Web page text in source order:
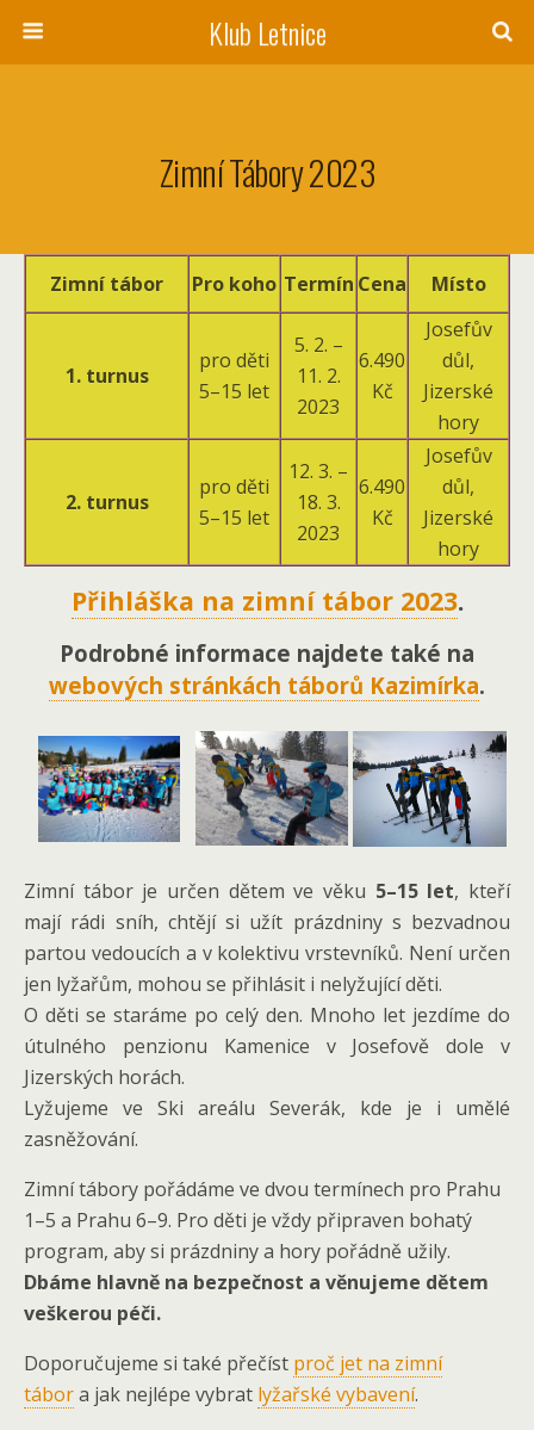
Klub Letnice
Zimní Tábory 2023
Zimní tábor Pro koho Termín Cena Místo
1. turnus
pro děti
5–15 let
5. 2. –
11. 2.
2023
6.490
Kč
Josefův
důl,
Jizerské
hory
2. turnus
pro děti
5–15 let
12. 3. –
18. 3.
2023
6.490
Kč
Josefův
důl,
Jizerské
hory
Přihláška na zimní tábor 2023.
Podrobné informace najdete také na
webových stránkách táborů Kazimírka.
Zimní tábor je určen dětem ve věku 5–15 let, kteří
mají rádi sníh, chtějí si užít prázdniny s bezvadnou
partou vedoucích a v kolektivu vrstevníků. Není určen
jen lyžařům, mohou se přihlásit i nelyžující děti.
O děti se staráme po celý den. Mnoho let jezdíme do
útulného penzionu Kamenice v Josefově dole v
Jizerských horách.
Lyžujeme ve Ski areálu Severák, kde je i umělé
zasněžování.
Zimní tábory pořádáme ve dvou termínech pro Prahu
1–5 a Prahu 6–9. Pro děti je vždy připraven bohatý
program, aby si prázdniny a hory pořádně užily.
Dbáme hlavně na bezpečnost a věnujeme dětem
veškerou péči.
Doporučujeme si také přečíst proč jet na zimní
tábora jak nejlépe vybrat lyžařské vybavení.